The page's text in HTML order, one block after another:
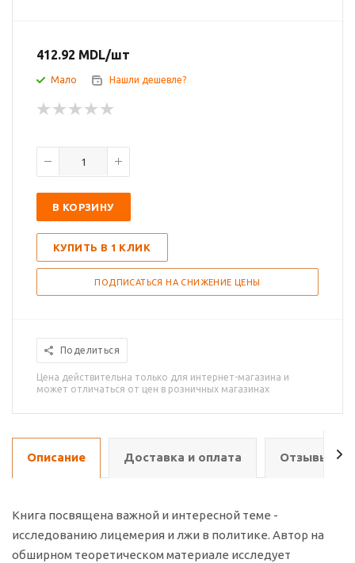
412.92 MDL/шт
Мало Нашли дешевле?
В КОРЗИНУ
КУПИТЬ В 1 КЛИК
ПОДПИСАТЬСЯ НА СНИЖЕНИЕ ЦЕНЫ
Поделиться
Цена действительна только для интернет-магазина и
может отличаться от цен в розничных магазинах
Описание Доставка и оплата Отзывы о
Книга посвящена важной и интересной теме -
исследованию лицемерия и лжи в политике. Автор на
обширном теоретическом материале исследует